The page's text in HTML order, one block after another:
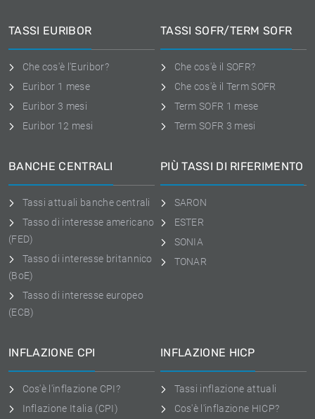
TASSI EURIBOR
Che cos'è l'Euribor?
Euribor 1 mese
Euribor 3 mesi
Euribor 12 mesi
TASSI SOFR/TERM SOFR
Che cos'è il SOFR?
Che cos'è il Term SOFR
Term SOFR 1 mese
Term SOFR 3 mesi
BANCHE CENTRALI
Tassi attuali banche centrali
Tasso di interesse americano
(FED)
Tasso di interesse britannico
(BoE)
Tasso di interesse europeo
(ECB)
PIÙ TASSI DI RIFERIMENTO
SARON
ESTER
SONIA
TONAR
INFLAZIONE CPI
Cos'è l'inflazione CPI?
Inflazione Italia (CPI)
INFLAZIONE HICP
Tassi inflazione attuali
Cos'è l'inflazione HICP?